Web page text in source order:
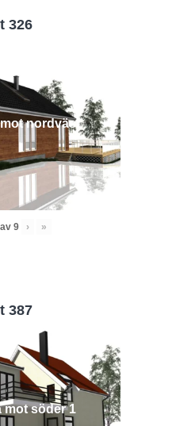
326
nordväst
av 9 › »
387
mot söder 1